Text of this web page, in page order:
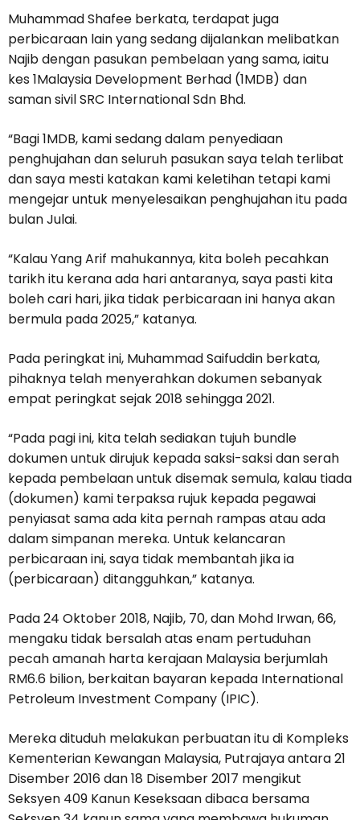
Muhammad Shafee berkata, terdapat juga
perbicaraan lain yang sedang dijalankan melibatkan
Najib dengan pasukan pembelaan yang sama, iaitu
kes 1Malaysia Development Berhad (1MDB) dan
saman sivil SRC International Sdn Bhd.
“Bagi 1MDB, kami sedang dalam penyediaan
penghujahan dan seluruh pasukan saya telah terlibat
dan saya mesti katakan kami keletihan tetapi kami
mengejar untuk menyelesaikan penghujahan itu pada
bulan Julai.
“Kalau Yang Arif mahukannya, kita boleh pecahkan
tarikh itu kerana ada hari antaranya, saya pasti kita
boleh cari hari, jika tidak perbicaraan ini hanya akan
bermula pada 2025,” katanya.
Pada peringkat ini, Muhammad Saifuddin berkata,
pihaknya telah menyerahkan dokumen sebanyak
empat peringkat sejak 2018 sehingga 2021.
“Pada pagi ini, kita telah sediakan tujuh bundle
dokumen untuk dirujuk kepada saksi-saksi dan serah
kepada pembelaan untuk disemak semula, kalau tiada
(dokumen) kami terpaksa rujuk kepada pegawai
penyiasat sama ada kita pernah rampas atau ada
dalam simpanan mereka. Untuk kelancaran
perbicaraan ini, saya tidak membantah jika ia
(perbicaraan) ditangguhkan,” katanya.
Pada 24 Oktober 2018, Najib, 70, dan Mohd Irwan, 66,
mengaku tidak bersalah atas enam pertuduhan
pecah amanah harta kerajaan Malaysia berjumlah
RM6.6 bilion, berkaitan bayaran kepada International
Petroleum Investment Company (IPIC).
Mereka dituduh melakukan perbuatan itu di Kompleks
Kementerian Kewangan Malaysia, Putrajaya antara 21
Disember 2016 dan 18 Disember 2017 mengikut
Seksyen 409 Kanun Keseksaan dibaca bersama